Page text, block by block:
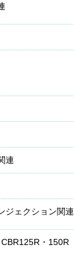
連
ジェクション関連
・150R